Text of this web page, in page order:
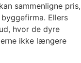
sammenligne pris,
Ellers
hvor de dyre
ikke længere